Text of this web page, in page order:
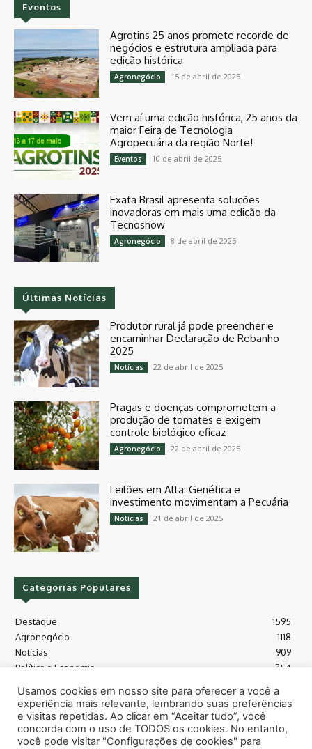
Eventos
Agrotins 25 anos promete recorde de
negócios e estrutura ampliada para
edição histórica
Agronegócio 15 de abril de 2025
Vem aí uma edição histórica, 25 anos da
maior Feira de Tecnologia
Agropecuária da região Norte!
Eventos 10 de abril de 2025
Exata Brasil apresenta soluções
inovadoras em mais uma edição da
Tecnoshow
Agronegócio 8 de abril de 2025
Últimas Notícias
Produtor rural já pode preencher e
encaminhar Declaração de Rebanho
2025
Notícias 22 de abril de 2025
Pragas e doenças comprometem a
produção de tomates e exigem
controle biológico eficaz
Agronegócio 22 de abril de 2025
Leilões em Alta: Genética e
investimento movimentam a Pecuária
Notícias 21 de abril de 2025
Categorias Populares
Destaque
1595
Agronegócio
1118
Notícias
909
Política e Economia
354
Máquinas e Tecnologia
128
Grãos - soja e milho
Meio Ambiente
115
Usamos cookies em nosso site para oferecer a você a
experiência mais relevante, lembrando suas preferências
e visitas repetidas. Ao clicar em “Aceitar tudo”, você
concorda com o uso de TODOS os cookies. No entanto,
você pode visitar "Configurações de cookies" para